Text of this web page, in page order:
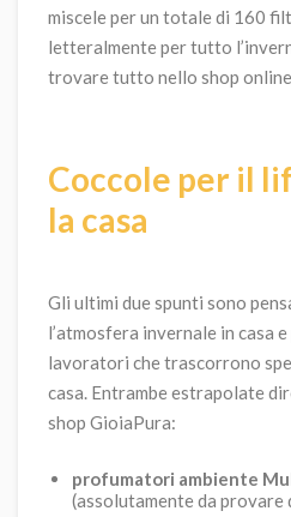
miscele per un totale di 160
letteralmente per tutto
trovare tutto nello shop online
Coccole per il
la casa
Gli ultimi due spunti sono
l’atmosfera invernale in casa
lavoratori che trascorrono
casa. Entrambe estrapolate
shop GioiaPura:
profumatori ambiente
(assolutamente da